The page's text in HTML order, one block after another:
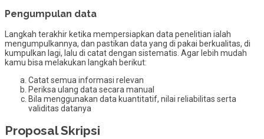
Pengumpulan data
Langkah terakhir ketika mempersiapkan data penelitian ialah
mengumpulkannya, dan pastikan data yang di pakai berkualitas, di
kumpulkan lagi, lalu di catat dengan sistematis. Agar lebih mudah
kamu bisa melakukan langkah berikut:
Catat semua informasi relevan
Periksa ulang data secara manual
Bila menggunakan data kuantitatif, nilai reliabilitas serta
validitas datanya
Proposal Skripsi